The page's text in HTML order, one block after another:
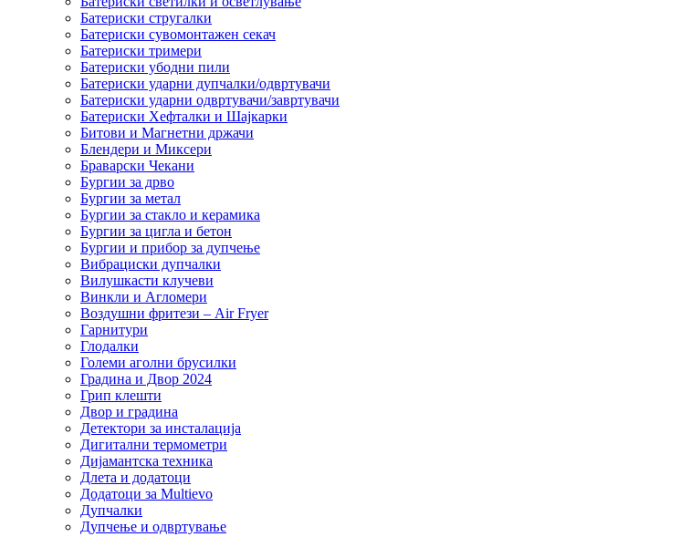
Батериски стругалки
Батериски сувомонтажен секач
Батериски тримери
Батериски убодни пили
Батериски ударни дупчалки/одвртувачи
Батериски ударни одвртувачи/завртувачи
Батериски Хефталки и Шајкарки
Битови и Магнетни држачи
Блендери и Миксери
Браварски Чекани
Бургии за дрво
Бургии за метал
Бургии за стакло и керамика
Бургии за цигла и бетон
Бургии и прибор за дупчење
Вибрациски дупчалки
Вилушкасти клучеви
Винкли и Агломери
Воздушни фритези – Air Fryer
Гарнитури
Глодалки
Големи аголни брусилки
Градина и Двор 2024
Грип клешти
Двор и градина
Детектори за инсталација
Дигитални термометри
Дијамантска техника
Длета и додатоци
Додатоци за Multievo
Дупчалки
Дупчење и одвртување